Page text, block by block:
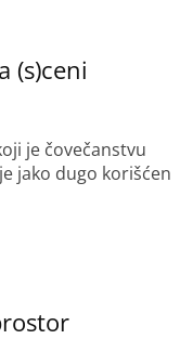
(s)ceni
je čovečanstvu
jako dugo korišćen